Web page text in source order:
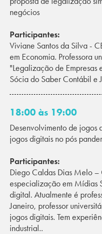
negócios
Participantes:
Viviane Santos da Silva -
em Economia. Professora
"Legalização de Empresas
Sócia do Saber Contábil e
18:00 às 19:00
Desenvolvimento de jogos
jogos digitais no pós
Participantes:
Diego Caldas Dias Melo –
especialização em Mídias
digital. Atualmente é
Janeiro, professor
jogos digitais. Tem
industrial..